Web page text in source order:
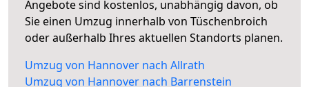
Angebote sind kostenlos, unabhängig davon, ob
Sie einen Umzug innerhalb von Tüschenbroich
oder außerhalb Ihres aktuellen Standorts planen.
Umzug von Hannover nach Allrath
Umzug von Hannover nach Barrenstein